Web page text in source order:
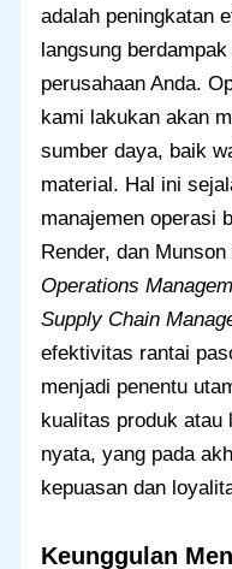
adalah peningkatan
langsung
perusahaan Anda.
kami lakukan akan
sumber daya, baik
material. Hal ini
manajemen operasi
Render, dan
Operations
Supply Chain
efektivitas rantai
menjadi penentu
kualitas produk atau
nyata, yang pada
kepuasan dan
Keunggulan